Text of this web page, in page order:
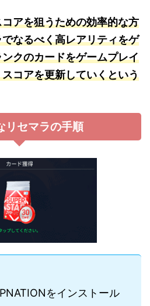
アを狙うための効率的な方
なるべく高レアリティをゲ
クのカードをゲームプレイ
コアを更新していくという
リセマラの手順
をインストール